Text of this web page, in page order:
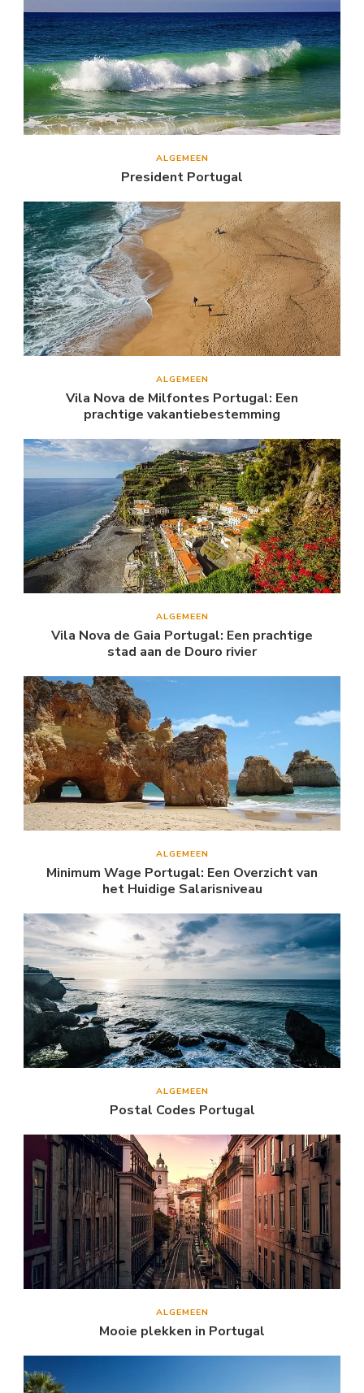
ALGEMEEN
President Portugal
ALGEMEEN
Vila Nova de Milfontes Portugal: Een
prachtige vakantiebestemming
ALGEMEEN
Vila Nova de Gaia Portugal: Een prachtige
stad aan de Douro rivier
ALGEMEEN
Minimum Wage Portugal: Een Overzicht van
het Huidige Salarisniveau
ALGEMEEN
Postal Codes Portugal
ALGEMEEN
Mooie plekken in Portugal